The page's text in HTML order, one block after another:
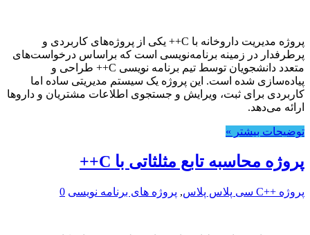
پروژه مدیریت داروخانه با C++ یکی از پروژه‌های کاربردی و
پرطرفدار در زمینه برنامه‌نویسی است که براساس درخواست‌های
متعدد دانشجویان توسط تیم برنامه نویسی C++ طراحی و
پیاده‌سازی شده است. این پروژه یک سیستم مدیریتی ساده اما
کاربردی برای ثبت، ویرایش و جستجوی اطلاعات مشتریان و داروها
ارائه می‌دهد.
توضیحات بیشتر »
پروژه محاسبه تابع مثلثاتی با C++
پروژه ++C سی پلاس پلاس , پروژه های برنامه نویسی 0